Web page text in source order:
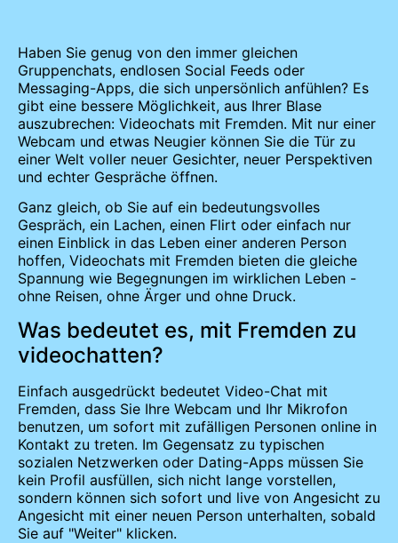
Haben Sie genug von den immer gleichen
Gruppenchats, endlosen Social Feeds oder
Messaging-Apps, die sich unpersönlich anfühlen? Es
gibt eine bessere Möglichkeit, aus Ihrer Blase
auszubrechen: Videochats mit Fremden. Mit nur einer
Webcam und etwas Neugier können Sie die Tür zu
einer Welt voller neuer Gesichter, neuer Perspektiven
und echter Gespräche öffnen.
Ganz gleich, ob Sie auf ein bedeutungsvolles
Gespräch, ein Lachen, einen Flirt oder einfach nur
einen Einblick in das Leben einer anderen Person
hoffen, Videochats mit Fremden bieten die gleiche
Spannung wie Begegnungen im wirklichen Leben -
ohne Reisen, ohne Ärger und ohne Druck.
Was bedeutet es, mit Fremden zu
videochatten?
Einfach ausgedrückt bedeutet Video-Chat mit
Fremden, dass Sie Ihre Webcam und Ihr Mikrofon
benutzen, um sofort mit zufälligen Personen online in
Kontakt zu treten. Im Gegensatz zu typischen
sozialen Netzwerken oder Dating-Apps müssen Sie
kein Profil ausfüllen, sich nicht lange vorstellen,
sondern können sich sofort und live von Angesicht zu
Angesicht mit einer neuen Person unterhalten, sobald
Sie auf "Weiter" klicken.